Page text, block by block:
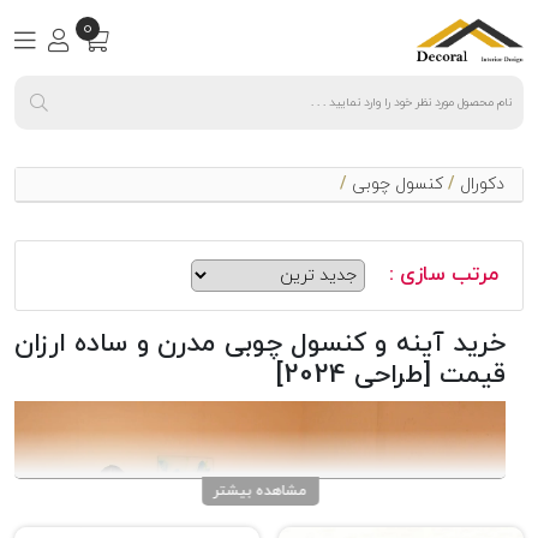
0
دکورال / کنسول چوبی /
مرتب سازی :
خرید آینه و کنسول چوبی مدرن و ساده ارزان
قیمت [طراحی 2024]
مشاهده بیشتر